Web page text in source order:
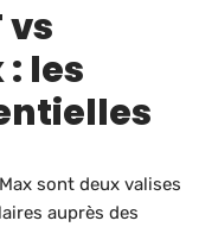
vs
les
sont deux valises
auprès des